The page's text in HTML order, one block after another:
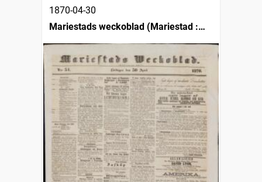
1870-04-30
Mariestads weckoblad (Mariestad :
1834)